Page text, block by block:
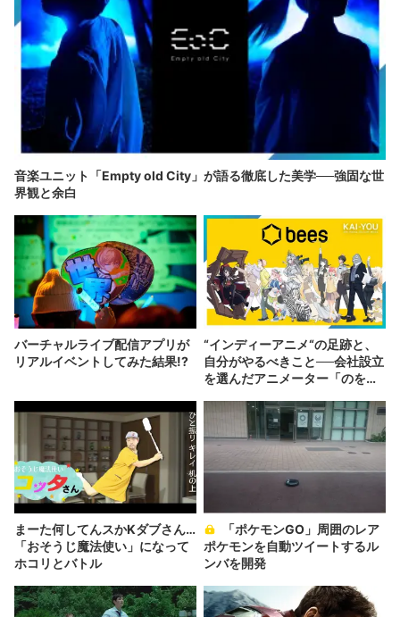
音楽ユニット「Empty old City」が語る徹底した美学──強固な世
界観と余白
バーチャルライブ配信アプリが
リアルイベントしてみた結果!?
“インディーアニメ“の足跡と、
自分がやるべきこと──会社設立
を選んだアニメーター「のを
まーた何してんスかKダブさん…
「おそうじ魔法使い」になって
ホコリとバトル
ポケモンを自動ツイートするル
ンバを開発